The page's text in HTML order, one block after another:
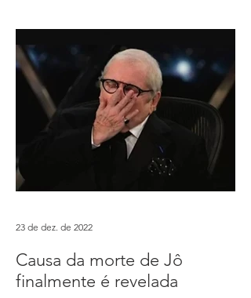
Causa da morte de Jô
finalmente é revelada
23 de dez. de 2022